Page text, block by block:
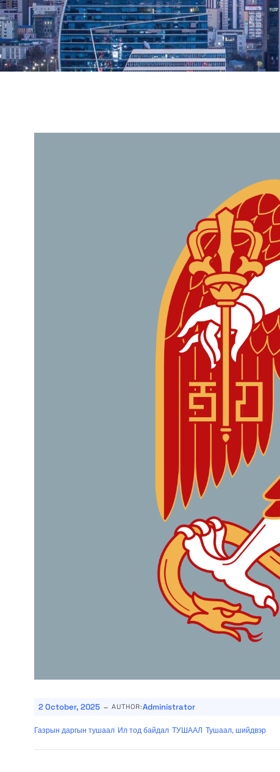
2 October, 2025 - AUTHOR:Administrator
Газрын даргын тушаал Ил тод байдал ТУШААЛ Тушаал, шийдвэр